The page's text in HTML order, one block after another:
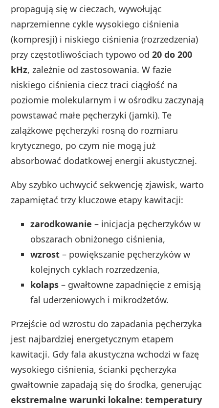
propagują się w cieczach, wywołując
naprzemienne cykle wysokiego ciśnienia
(kompresji) i niskiego ciśnienia (rozrzedzenia)
przy częstotliwościach typowo od20 do 200
kHz, zależnie od zastosowania. W fazie
niskiego ciśnienia ciecz traci ciągłość na
poziomie molekularnym i w ośrodku zaczynają
powstawać małe pęcherzyki (jamki). Te
zalążkowe pęcherzyki rosną do rozmiaru
krytycznego, po czym nie mogą już
absorbować dodatkowej energii akustycznej.
Aby szybko uchwycić sekwencję zjawisk, warto
zapamiętać trzy kluczowe etapy kawitacji:
zarodkowanie – inicjacja pęcherzyków w
obszarach obniżonego ciśnienia,
wzrost – powiększanie pęcherzyków w
kolejnych cyklach rozrzedzenia,
kolaps – gwałtowne zapadnięcie z emisją
fal uderzeniowych i mikrodżetów.
Przejście od wzrostu do zapadania pęcherzyka
jest najbardziej energetycznym etapem
kawitacji. Gdy fala akustyczna wchodzi w fazę
wysokiego ciśnienia, ścianki pęcherzyka
gwałtownie zapadają się do środka, generując
ekstremalne warunki lokalne: temperatury